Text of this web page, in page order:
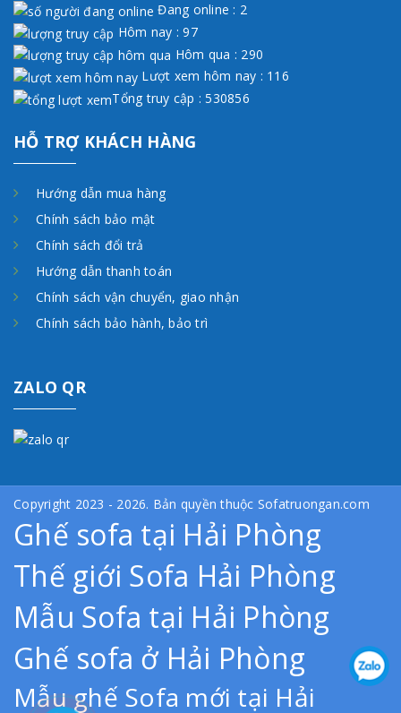
Đang online : 2
Hôm nay : 97
Hôm qua : 290
Lượt xem hôm nay : 116
Tổng truy cập : 530856
HỖ TRỢ KHÁCH HÀNG
Hướng dẫn mua hàng
Chính sách bảo mật
Chính sách đổi trả
Hướng dẫn thanh toán
Chính sách vận chuyển, giao nhận
Chính sách bảo hành, bảo trì
ZALO QR
Copyright 2023 - 2026. Bản quyền thuộc Sofatruongan.com
Ghế sofa tại Hải Phòng
Thế giới Sofa Hải Phòng
Mẫu Sofa tại Hải Phòng
Ghế sofa ở Hải Phòng
Mẫu ghế Sofa mới tại Hải